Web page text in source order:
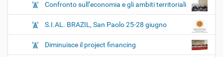
Confronto sull’economia e gli ambiti territoriali
S.I.AL. BRAZIL, San Paolo 25-28 giugno
Diminuisce il project financing